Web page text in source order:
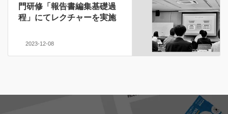
門研修「報告書編集基礎過
程」にてレクチャーを実施
2023-12-08